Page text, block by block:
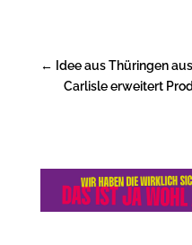
← Idee aus Thüringen
Carlisle erweitert